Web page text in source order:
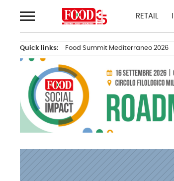
al
RETAIL
Quick links: Food Summit Mediterraneo 2026